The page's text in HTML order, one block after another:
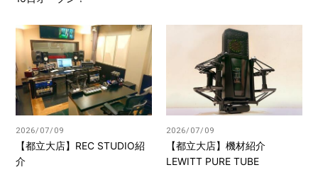
2026/07/09
【都立大店】REC STUDIO紹
介
2026/07/09
【都立大店】機材紹介
LEWITT PURE TUBE